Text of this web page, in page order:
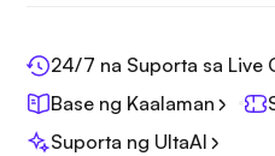
24/7 na Suporta sa Live
Base ng Kaalaman
Suporta ng UltaAI